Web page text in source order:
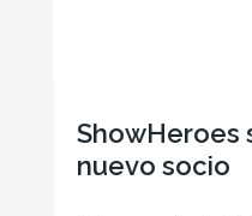
ShowHeroes
nuevo socio